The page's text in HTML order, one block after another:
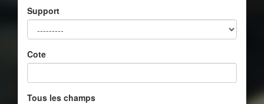
Support
Cote
Tous les champs